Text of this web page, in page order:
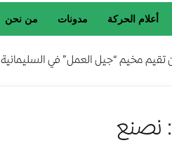
أعلام الحركة مدونات من نحن
تقيم مخيم “جيل العمل” في السليمانية
نصنع